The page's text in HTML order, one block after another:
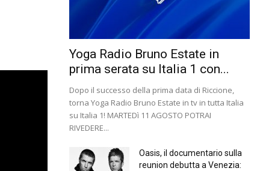
Yoga Radio Bruno Estate in
prima serata su Italia 1 con...
Dopo il successo della prima data di Riccione,
torna Yoga Radio Bruno Estate in tv in tutta Italia
su Italia 1! MARTEDì 11 AGOSTO POTRAI
RIVEDERE...
Oasis, il documentario sulla
reunion debutta a Venezia: